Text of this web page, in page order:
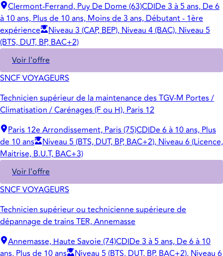
Clermont-Ferrand, Puy De Dome (63)CDIDe 3 à 5 ans, De 6
à 10 ans, Plus de 10 ans, Moins de 3 ans, Débutant - 1ère
expérience
Niveau 3 (CAP, BEP), Niveau 4 (BAC), Niveau 5
(BTS, DUT, BP, BAC+2)
Voir l'offre
SNCF VOYAGEURS
Technicien supérieur de la maintenance des TGV-M Portes /
Climatisation / Carénages (F ou H), Paris 12
Paris 12e Arrondissement, Paris (75)CDIDe 6 à 10 ans, Plus
de 10 ans
Niveau 5 (BTS, DUT, BP, BAC+2), Niveau 6 (Licence,
Maitrise, B.U.T, BAC+3)
Voir l'offre
SNCF VOYAGEURS
Technicien supérieur ou technicienne supérieure de
dépannage de trains TER, Annemasse
Annemasse, Haute Savoie (74)CDIDe 3 à 5 ans, De 6 à 10